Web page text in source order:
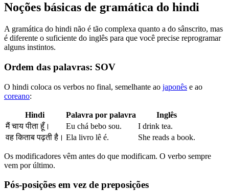
Noções básicas de gramática do hindi
A gramática do hindi não é tão complexa quanto a do sânscrito, mas
é diferente o suficiente do inglês para que você precise reprogramar
alguns instintos.
Ordem das palavras: SOV
O hindi coloca os verbos no final, semelhante ao japonês e ao
coreano:
Hindi Palavra por palavra
Inglês
मैं चाय पीता हूँ।
Eu chá bebo sou.
I drink tea.
वह किताब पढ़ती है। Ela livro lê é. She reads a book.
Os modificadores vêm antes do que modificam. O verbo sempre
vem por último.
Pós-posições em vez de preposições